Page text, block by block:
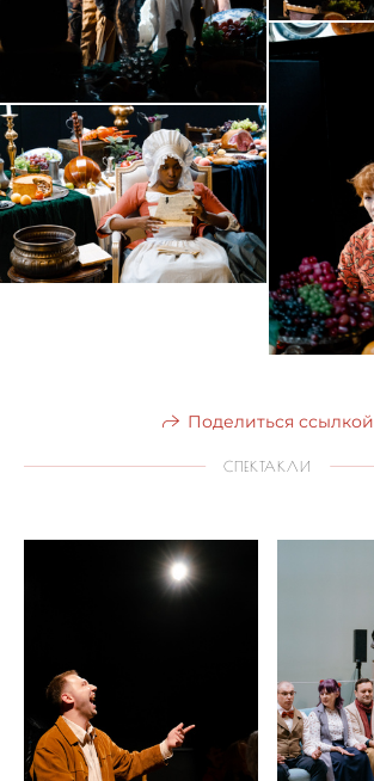
Поделиться ссылкой
СПЕКТАКЛИ